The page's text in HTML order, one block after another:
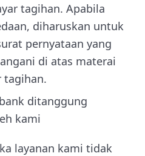
tagihan. Apabila
diharuskan untuk
pernyataan yang
di atas materai
tagihan.
ditanggung
kami
layanan kami tidak